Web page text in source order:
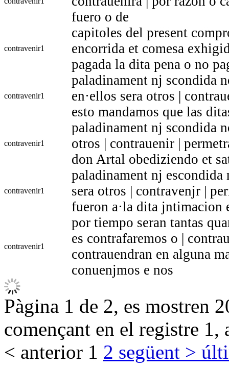
fuero o de
contravenir1
capitoles del present
encorrida et comesa
pagada la dita pena o no
contravenir1
paladinament nj scondida
en·ellos sera otros |
esto mandamos que las
contravenir1
paladinament nj scondida
otros | contrauenir |
don Artal obediziendo et
contravenir1
paladinament nj escondida
sera otros | contravenjr |
fueron a·la dita jntimacion
contravenir1
por tiempo seran tantas
es contrafaremos o |
contrauendran en alguna
conuenjmos e nos
Pàgina 1 de 2, es mostren
començant en el registre 1,
< anterior 1 2 següent >